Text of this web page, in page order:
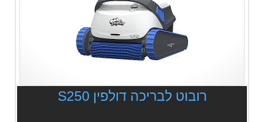
רובוט לבריכה דולפין S250